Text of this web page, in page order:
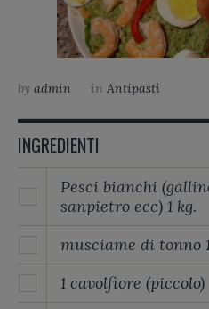
by admin in Antipasti
INGREDIENTI
Pesci bianchi
sanpietro ecc) 1 kg.
musciame di tonno
1 cavolfiore (piccolo)